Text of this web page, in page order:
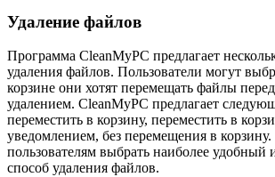
Удаление файлов
Программа CleanMyPC предлагает
удаления файлов. Пользователи могут
корзине они хотят перемещать файлы
удалением. CleanMyPC предлагает
переместить в корзину, переместить в
уведомлением, без перемещения в корзину.
пользователям выбрать наиболее удобный
способ удаления файлов.